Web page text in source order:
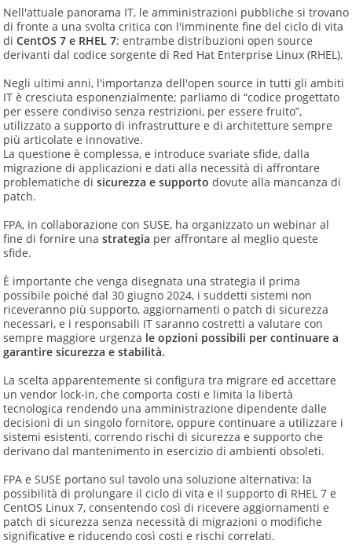
Nell'attuale panorama IT, le amministrazioni pubbliche si trovano
di fronte a una svolta critica con l'imminente fine del ciclo di vita
di CentOS 7 e RHEL 7: entrambe distribuzioni open source
derivanti dal codice sorgente di Red Hat Enterprise Linux (RHEL).
Negli ultimi anni, l'importanza dell'open source in tutti gli ambiti
IT è cresciuta esponenzialmente; parliamo di “codice progettato
per essere condiviso senza restrizioni, per essere fruito”,
utilizzato a supporto di infrastrutture e di architetture sempre
più articolate e innovative.
La questione è complessa, e introduce svariate sfide, dalla
migrazione di applicazioni e dati alla necessità di affrontare
problematiche di sicurezza e supporto dovute alla mancanza di
patch.
FPA, in collaborazione con SUSE, ha organizzato un webinar al
fine di fornire una strategia per affrontare al meglio queste
sfide.
È importante che venga disegnata una strategia il prima
possibile poiché dal 30 giugno 2024, i suddetti sistemi non
riceveranno più supporto, aggiornamenti o patch di sicurezza
necessari, e i responsabili IT saranno costretti a valutare con
sempre maggiore urgenza le opzioni possibili per continuare a
garantire sicurezza e stabilità.
La scelta apparentemente si configura tra migrare ed accettare
un vendor lock-in, che comporta costi e limita la libertà
tecnologica rendendo una amministrazione dipendente dalle
decisioni di un singolo fornitore, oppure continuare a utilizzare i
sistemi esistenti, correndo rischi di sicurezza e supporto che
derivano dal mantenimento in esercizio di ambienti obsoleti.
FPA e SUSE portano sul tavolo una soluzione alternativa: la
possibilità di prolungare il ciclo di vita e il supporto di RHEL 7 e
CentOS Linux 7, consentendo così di ricevere aggiornamenti e
patch di sicurezza senza necessità di migrazioni o modifiche
significative e riducendo così costi e rischi correlati.